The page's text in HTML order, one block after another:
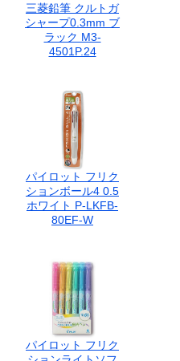
三菱鉛筆 クルトガ
シャープ0.3mm ブ
ラック M3-
4501P.24
パイロット フリク
ションボール4 0.5
ホワイト P-LKFB-
80EF-W
パイロット フリク